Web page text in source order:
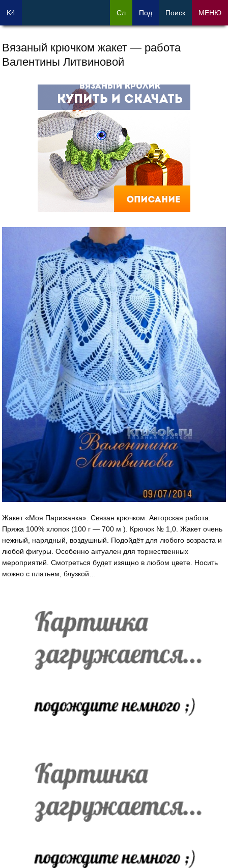
Вязаный крючком жакет — работа
Валентины Литвиновой
Жакет «Моя Парижанка». Связан крючком. Авторская работа.
Пряжа 100% хлопок (100 г — 700 м ). Крючок № 1,0. Жакет очень
нежный, нарядный, воздушный. Подойдёт для любого возраста и
любой фигуры. Особенно актуален для торжественных
мероприятий. Смотреться будет изящно в любом цвете. Носить
можно с платьем, блузкой…
K4 Сл Под Поиск МЕНЮ